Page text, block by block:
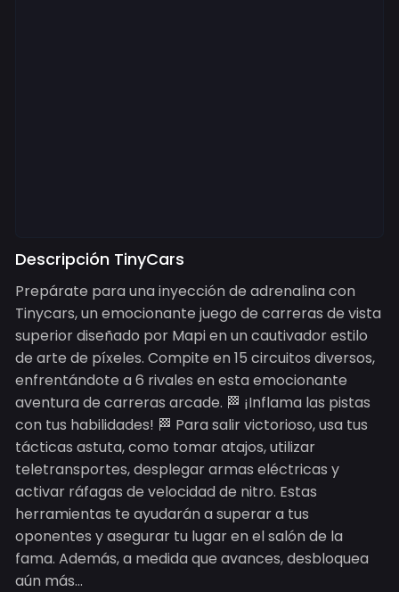
Descripción TinyCars
Prepárate para una inyección de adrenalina con
Tinycars, un emocionante juego de carreras de vista
superior diseñado por Mapi en un cautivador estilo
de arte de píxeles. Compite en 15 circuitos diversos,
enfrentándote a 6 rivales en esta emocionante
aventura de carreras arcade. 🏁 ¡Inflama las pistas
con tus habilidades! 🏁 Para salir victorioso, usa tus
tácticas astuta, como tomar atajos, utilizar
teletransportes, desplegar armas eléctricas y
activar ráfagas de velocidad de nitro. Estas
herramientas te ayudarán a superar a tus
oponentes y asegurar tu lugar en el salón de la
fama. Además, a medida que avances, desbloquea
aún más...